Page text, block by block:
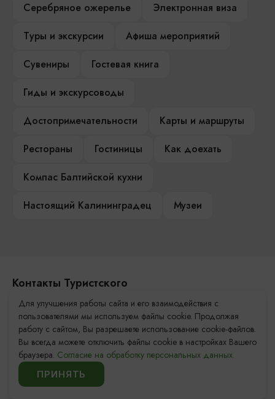
Серебряное ожерелье
Электронная виза
Туры и экскурсии
Афиша мероприятий
Сувениры
Гостевая книга
Гиды и экскурсоводы
Достопримечательности
Карты и маршруты
Рестораны
Гостиницы
Как доехать
Компас Балтийской кухни
Настоящий Калининградец
Музеи
Контакты Туристского
информационного центра
+7 (4012) 555-200
8 (800) 200-55-39
info@visit-kaliningrad.ru
Для улучшения работы сайта и его взаимодействия с
пользователями мы используем файлы cookie. Продолжая
работу с сайтом, Вы разрешаете использование cookie-файлов.
Вы всегда можете отключить файлы cookie в настройках Вашего
браузера. Согласие на обработку персональных данных.
ПРИНЯТЬ